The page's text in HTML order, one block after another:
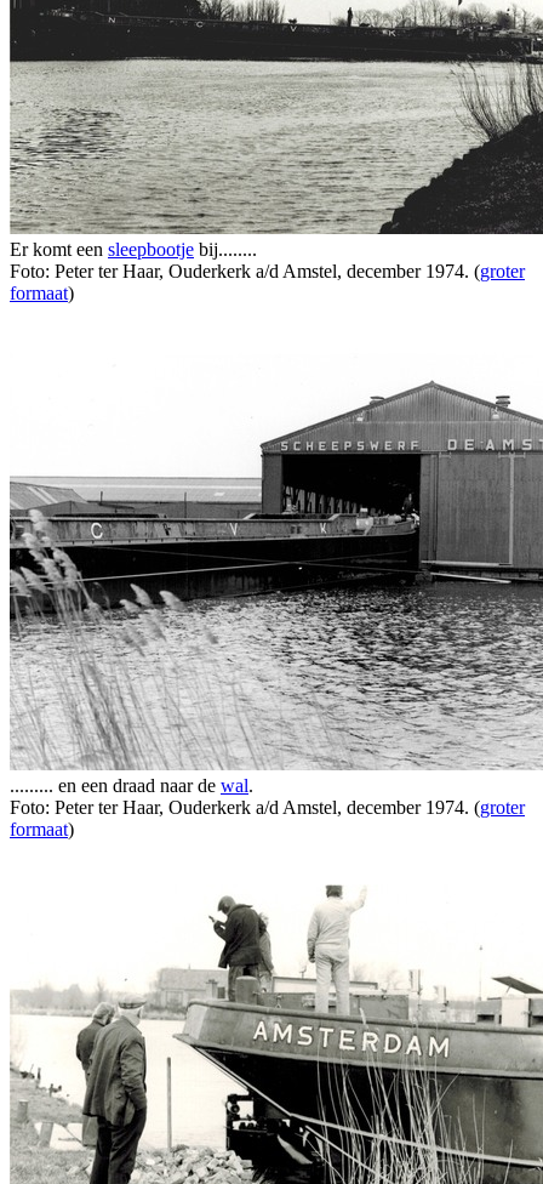
Er komt een sleepbootje bij........
Foto: Peter ter Haar, Ouderkerk a/d Amstel, december 1974. (groter
formaat)
......... en een draad naar de wal.
Foto: Peter ter Haar, Ouderkerk a/d Amstel, december 1974. (groter
formaat)